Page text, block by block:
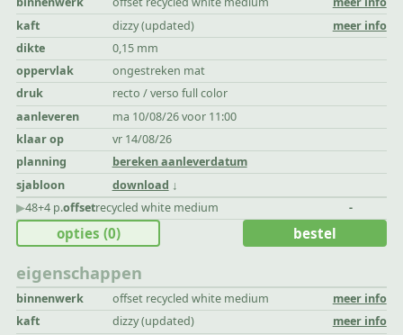
kaft
dizzy (updated)
meer info
dikte
0,15 mm
oppervlak
ongestreken mat
druk
recto / verso full color
aanleveren
ma 10/08/26 voor 11:00
klaar op
vr 14/08/26
planning
bereken aanleverdatum
sjabloon
download
▶︎48+4 p.offsetrecycled white medium -
eigenschappen
binnenwerk offset recycled white medium
meer info
kaft
dizzy (updated)
meer info
opties (0) bestel